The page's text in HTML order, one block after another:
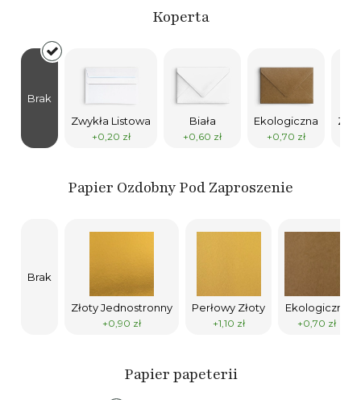
Koperta
Brak
Zwykła Listowa
+0,20 zł
Biała
+0,60 zł
Ekologiczna
+0,70 zł
Papier Ozdobny Pod Zaproszenie
Brak
Złoty Jednostronny
+0,90 zł
Perłowy Złoty
+1,10 zł
Ekologiczny
+0,70 zł
Papier papeterii